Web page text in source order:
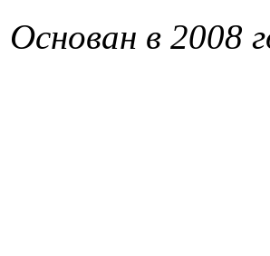
Основан в 2008